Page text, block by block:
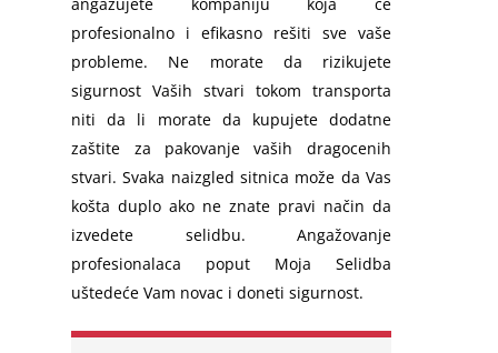
angažujete kompaniju koja će
profesionalno i efikasno rešiti sve vaše
probleme. Ne morate da rizikujete
sigurnost Vaših stvari tokom transporta
niti da li morate da kupujete dodatne
zaštite za pakovanje vaših dragocenih
stvari. Svaka naizgled sitnica može da Vas
košta duplo ako ne znate pravi način da
izvedete selidbu. Angažovanje
profesionalaca poput Moja Selidba
uštedeće Vam novac i doneti sigurnost.
Beč – Beograd
Slovenija – Srbija
Ljubljana – Beograd